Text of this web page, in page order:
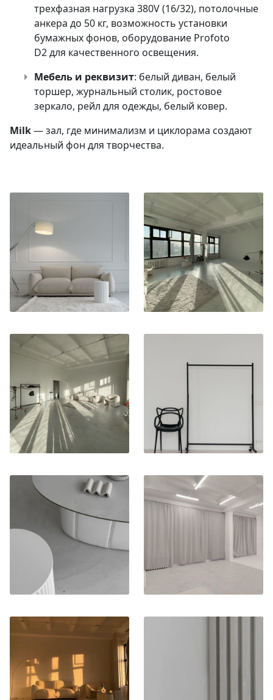
трехфазная нагрузка 380V (16/32), потолочные
анкера до 50 кг, возможность установки
бумажных фонов, оборудование Profoto
D2 для качественного освещения.
Мебель и реквизит: белый диван, белый
торшер, журнальный столик, ростовое
зеркало, рейл для одежды, белый ковер.
Milk— зал, где минимализм и циклорама создают
идеальный фон для творчества.